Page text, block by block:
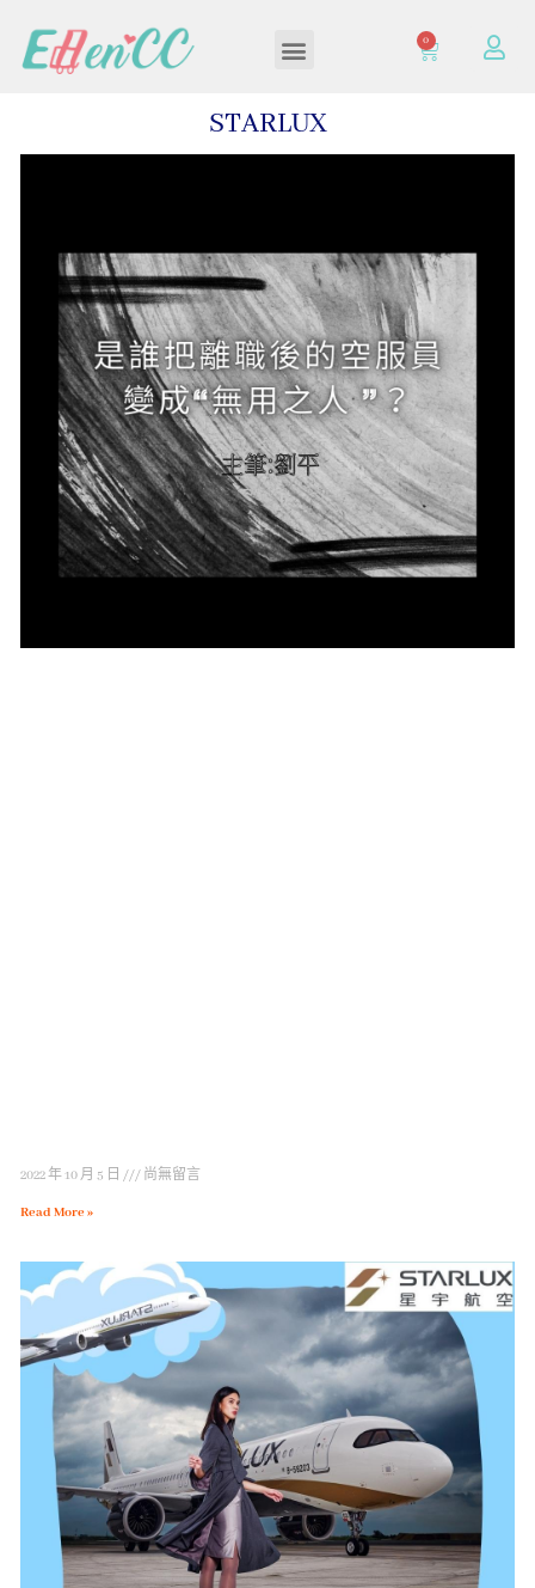
0
STARLUX
2022 年 10 月 5 日 尚無留言
Read More »